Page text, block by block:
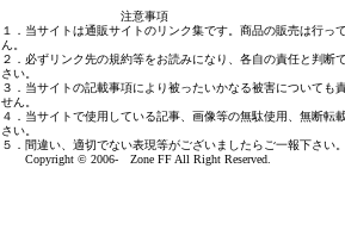
注意事項
１．当サイトは通販サイトのリンク集です。商品の販売は行っ
ん。
２．必ずリンク先の規約等をお読みになり、各自の責任と判断
さい。
３．当サイトの記載事項により被ったいかなる被害についても
せん。
４．当サイトで使用している記事、画像等の無駄使用、無断転
さい。
５．間違い、適切でない表現等がございましたら ご一報下さい
Copyright © 2006- Zone FF All Right Reserved.